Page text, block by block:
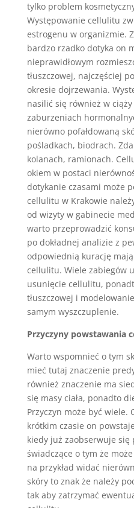
tylko problem
Występowanie cellulitu
estrogenu w organizmie.
bardzo rzadko dotyka on
nieprawidłowym
tłuszczowej, najczęściej
okresie dojrzewania.
nasilić się również w
zaburzeniach
nierówno pofałdowaną
pośladkach, biodrach.
kolanach, ramionach.
okiem w postaci
dotykanie czasami może
cellulitu w Krakowie
od wizyty w gabinecie
warto przeprowadzić
po dokładnej analizie z
odpowiednią kurację
cellulitu. Wiele zabiegów
usunięcie cellulitu,
tłuszczowej i
samym wyszczuplenie.
Przyczyny powstawania
Warto wspomnieć o tym
mieć tutaj znaczenie
również znaczenie ma
się masy ciała, ponadto
Przyczyn może być
krótkim czasie on
kiedy już zaobserwuje się
świadczące o tym że
na przykład widać
skóry to znak że należy
tak aby zatrzymać